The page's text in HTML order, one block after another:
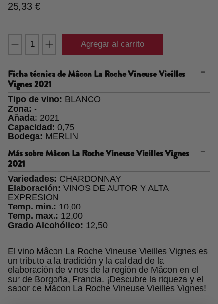
25,33 €
Agregar al carrito
Ficha técnica deMâcon La Roche Vineuse Vieilles
Vignes 2021
Tipo de vino: BLANCO
Zona: -
Añada: 2021
Capacidad: 0,75
Bodega: MERLIN
Más sobreMâcon La Roche Vineuse Vieilles Vignes
2021
Variedades: CHARDONNAY
Elaboración: VINOS DE AUTOR Y ALTA
EXPRESION
Temp. min.: 10,00
Temp. max.: 12,00
Grado Alcohólico: 12,50
El vino Mâcon La Roche Vineuse Vieilles Vignes es
un tributo a la tradición y la calidad de la
elaboración de vinos de la región de Mâcon en el
sur de Borgoña, Francia. ¡Descubre la riqueza y el
sabor de Mâcon La Roche Vineuse Vieilles Vignes!